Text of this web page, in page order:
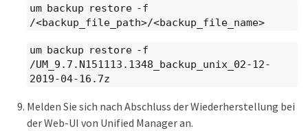
um backup restore -f
/<backup_file_path>/<backup_file_name>
um backup restore -f
/UM_9.7.N151113.1348_backup_unix_02-12-
2019-04-16.7z
Melden Sie sich nach Abschluss der Wiederherstellung bei
der Web-UI von Unified Manager an.